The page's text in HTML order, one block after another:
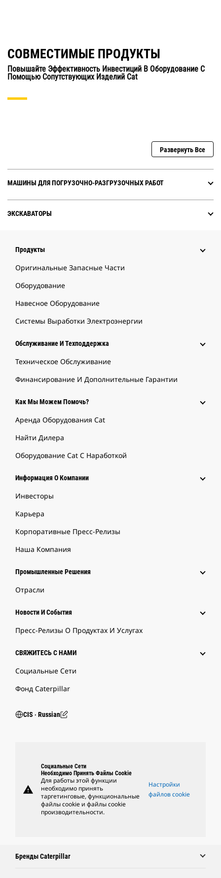
СОВМЕСТИМЫЕ ПРОДУКТЫ
Повышайте Эффективность Инвестиций В Оборудование С
Помощью Сопутствующих Изделий Cat
Развернуть Все
МАШИНЫ ДЛЯ ПОГРУЗОЧНО-РАЗГРУЗОЧНЫХ РАБОТ
ЭКСКАВАТОРЫ
Продукты
Оригинальные Запасные Части
Оборудование
Навесное Оборудование
Системы Выработки Электроэнергии
Обслуживание И Техподдержка
Техническое Обслуживание
Финансирование И Дополнительные Гарантии
Как Мы Можем Помочь?
Аренда Оборудования Cat
Найти Дилера
Оборудование Cat С Наработкой
Информация О Компании
Инвесторы
Карьера
Корпоративные Пресс-Релизы
Наша Компания
Промышленные Решения
Отрасли
Новости И События
Пресс-Релизы О Продуктах И Услугах
СВЯЖИТЕСЬ С НАМИ
Социальные Сети
Фонд Caterpillar
CIS ‧ Russian
warning
Социальные Сети
Необходимо Принять Файлы Cookie
Для работы этой функции
необходимо принять
таргетинговые, функциональные
файлы cookie и файлы cookie
производительности.
Настройки
файлов cookie
Бренды Caterpillar